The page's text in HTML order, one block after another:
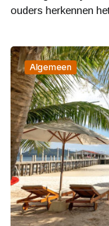
ouders herkennen
Algemeen